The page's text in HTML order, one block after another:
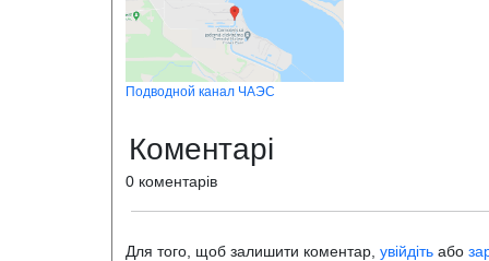
Подводной канал ЧАЭС
Коментарі
0 коментарів
Для того, щоб залишити коментар, увійдіть або